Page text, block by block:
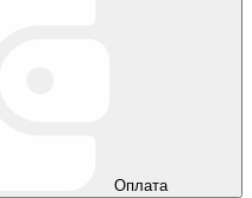
Оплата